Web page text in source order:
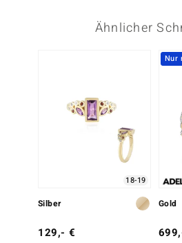
BY DE MELO
Ähnlicher
18-19
Silber
129,- €
Nur
Gold